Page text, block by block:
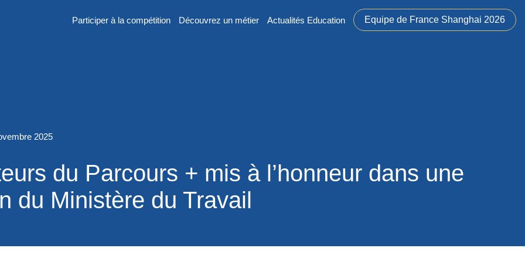
Participer à la compétition Découvrez un métier Actualités Education Equipe de France Shanghai 2026
2025
du Parcours + mis à l’honneur dans une
du Ministère du Travail